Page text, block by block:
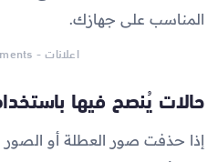
المناسب على جهازك.
اعلانات - Advertisements
حالات يُنصح فيها
إذا حذفت صور العطلة أو الصور